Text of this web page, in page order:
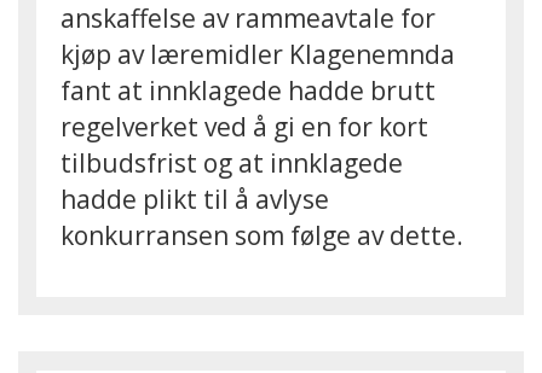
anskaffelse av rammeavtale for
kjøp av læremidler Klagenemnda
fant at innklagede hadde brutt
regelverket ved å gi en for kort
tilbudsfrist og at innklagede
hadde plikt til å avlyse
konkurransen som følge av dette.